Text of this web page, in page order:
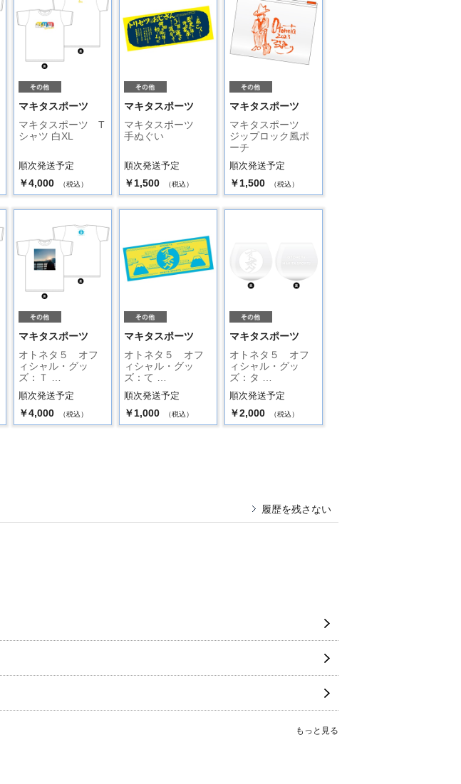
マキタスポーツ
マキタスポーツ T
シャツ 白XL
順次発送予定
￥4,000 （税込）
マキタスポーツ
マキタスポーツ
手ぬぐい
順次発送予定
￥1,500 （税込）
マキタスポーツ
マキタスポーツ
ジップロック風ポ
ーチ
順次発送予定
￥1,500 （税込）
マキタスポーツ
オトネタ５ オフ
ィシャル・グッ
ズ：Ｔ …
順次発送予定
￥4,000 （税込）
マキタスポーツ
オトネタ５ オフ
ィシャル・グッ
ズ：て …
順次発送予定
￥1,000 （税込）
マキタスポーツ
オトネタ５ オフ
ィシャル・グッ
ズ：タ …
順次発送予定
￥2,000 （税込）
履歴を残さない
もっと見る